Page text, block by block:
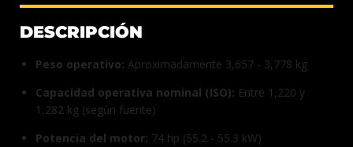
DESCRIPCIÓN
Peso operativo: Aproximadamente 3,657 - 3,778 kg
Capacidad operativa nominal (ISO): Entre 1,220 y
1,282 kg (según fuente)
Potencia del motor: 74 hp (55.2 - 55.3 kW)